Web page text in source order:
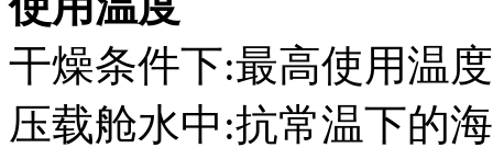
干燥条件下:最高使用温
压载舱水中:抗常温下的